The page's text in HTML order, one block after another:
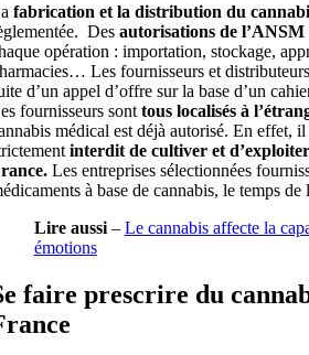
fabrication et la distribution du
Des autorisations de l’ANSM
opération : importation, stockage,
Les fournisseurs et
d’un appel d’offre sur la base d’un
fournisseurs sont tous localisés à
médical est déjà autorisé. En effet,
interdit de cultiver et
Les entreprises sélectionnées
à base de cannabis, le temps de
Lire aussi– Le cannabis affecte la
émotions
faire prescrire du